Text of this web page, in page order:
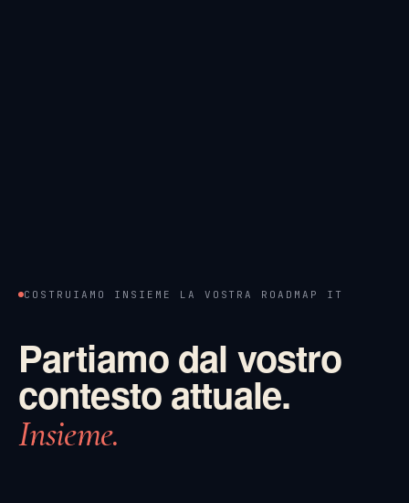
COSTRUIAMO INSIEME LA VOSTRA ROADMAP IT
Partiamo dal vostro
contesto attuale.
Insieme.